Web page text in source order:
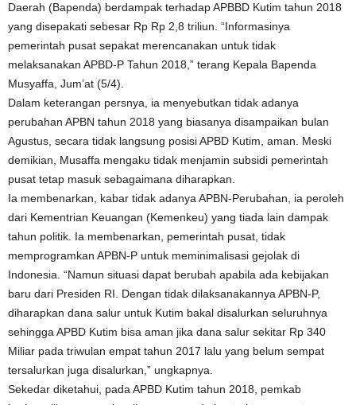
Daerah (Bapenda) berdampak terhadap APBBD Kutim tahun 2018
yang disepakati sebesar Rp Rp 2,8 triliun. “Informasinya
pemerintah pusat sepakat merencanakan untuk tidak
melaksanakan APBD-P Tahun 2018,” terang Kepala Bapenda
Musyaffa, Jum’at (5/4).
Dalam keterangan persnya, ia menyebutkan tidak adanya
perubahan APBN tahun 2018 yang biasanya disampaikan bulan
Agustus, secara tidak langsung posisi APBD Kutim, aman. Meski
demikian, Musaffa mengaku tidak menjamin subsidi pemerintah
pusat tetap masuk sebagaimana diharapkan.
Ia membenarkan, kabar tidak adanya APBN-Perubahan, ia peroleh
dari Kementrian Keuangan (Kemenkeu) yang tiada lain dampak
tahun politik. Ia membenarkan, pemerintah pusat, tidak
memprogramkan APBN-P untuk meminimalisasi gejolak di
Indonesia. “Namun situasi dapat berubah apabila ada kebijakan
baru dari Presiden RI. Dengan tidak dilaksanakannya APBN-P,
diharapkan dana salur untuk Kutim bakal disalurkan seluruhnya
sehingga APBD Kutim bisa aman jika dana salur sekitar Rp 340
Miliar pada triwulan empat tahun 2017 lalu yang belum sempat
tersalurkan juga disalurkan,” ungkapnya.
Sekedar diketahui, pada APBD Kutim tahun 2018, pemkab